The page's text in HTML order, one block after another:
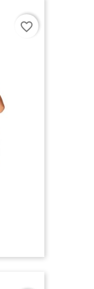
favorite_border